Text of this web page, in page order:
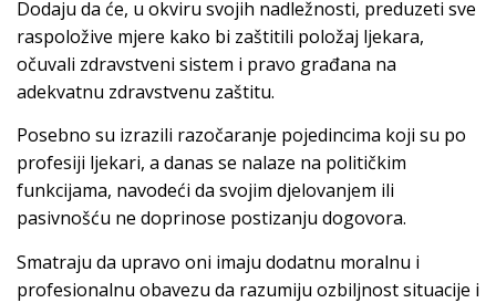
Dodaju da će, u okviru svojih nadležnosti, preduzeti sve
raspoložive mjere kako bi zaštitili položaj ljekara,
očuvali zdravstveni sistem i pravo građana na
adekvatnu zdravstvenu zaštitu.
Posebno su izrazili razočaranje pojedincima koji su po
profesiji ljekari, a danas se nalaze na političkim
funkcijama, navodeći da svojim djelovanjem ili
pasivnošću ne doprinose postizanju dogovora.
Smatraju da upravo oni imaju dodatnu moralnu i
profesionalnu obavezu da razumiju ozbiljnost situacije i